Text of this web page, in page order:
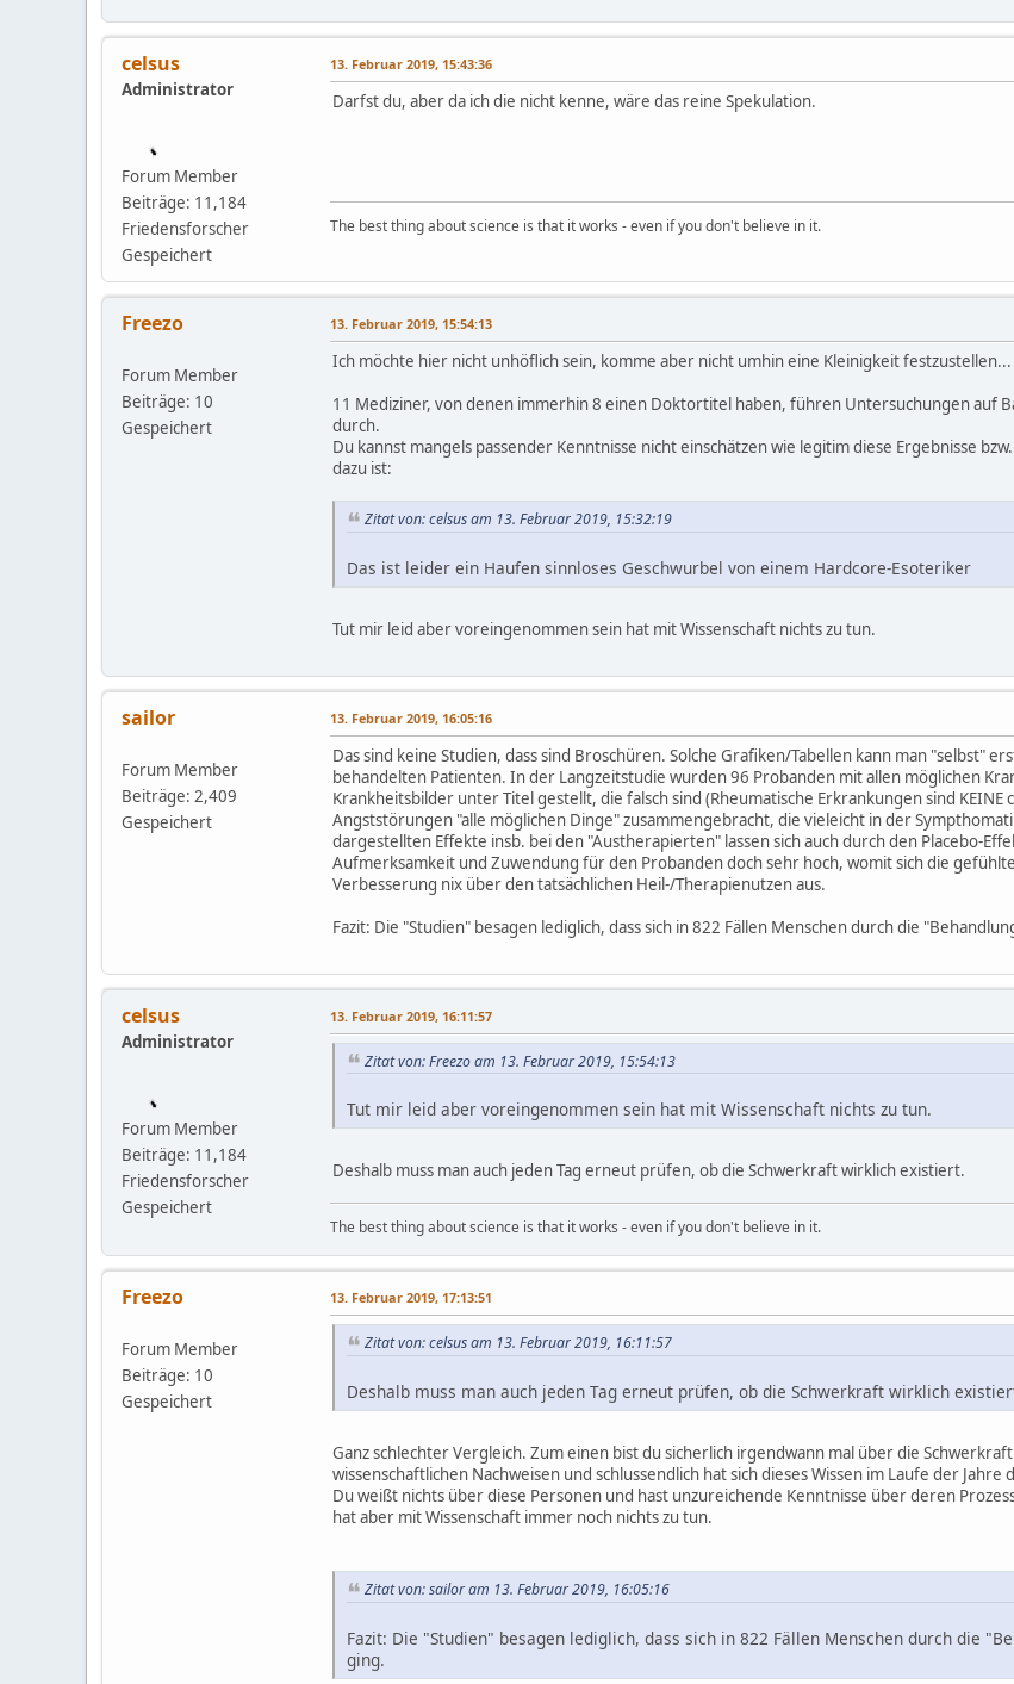
celsus
Administrator
Forum Member
Beiträge: 11,184
Friedensforscher
Gespeichert
13. Februar 2019, 15:43:36
Darfst du, aber da ich die nicht kenne, wäre das reine Spekulation.
The best thing about science is that it works - even if you don't believe in it.
Freezo
Forum Member
Beiträge: 10
Gespeichert
13. Februar 2019, 15:54:13
Ich möchte hier nicht unhöflich sein, komme aber nicht umhin eine Kleinigkeit festzustellen...
11 Mediziner, von denen immerhin 8 einen Doktortitel haben, führen Untersuchungen auf
durch.
Du kannst mangels passender Kenntnisse nicht einschätzen wie legitim diese Ergebnisse
dazu ist:
Zitat von: celsus am 13. Februar 2019, 15:32:19
Das ist leider ein Haufen sinnloses Geschwurbel von einem Hardcore-Esoteriker
Tut mir leid aber voreingenommen sein hat mit Wissenschaft nichts zu tun.
sailor
Forum Member
Beiträge: 2,409
Gespeichert
13. Februar 2019, 16:05:16
Das sind keine Studien, dass sind Broschüren. Solche Grafiken/Tabellen kann man "selbst"
behandelten Patienten. In der Langzeitstudie wurden 96 Probanden mit allen möglichen
Krankheitsbilder unter Titel gestellt, die falsch sind (Rheumatische Erkrankungen sind
Angststörungen "alle möglichen Dinge" zusammengebracht, die vieleicht in der
dargestellten Effekte insb. bei den "Austherapierten" lassen sich auch durch den Placebo-
Aufmerksamkeit und Zuwendung für den Probanden doch sehr hoch, womit sich die
Verbesserung nix über den tatsächlichen Heil-/Therapienutzen aus.
Fazit: Die "Studien" besagen lediglich, dass sich in 822 Fällen Menschen durch die
celsus
Administrator
Forum Member
Beiträge: 11,184
Friedensforscher
Gespeichert
13. Februar 2019, 16:11:57
Zitat von: Freezo am 13. Februar 2019, 15:54:13
Tut mir leid aber voreingenommen sein hat mit Wissenschaft nichts zu tun.
Deshalb muss man auch jeden Tag erneut prüfen, ob die Schwerkraft wirklich existiert.
The best thing about science is that it works - even if you don't believe in it.
Freezo
Forum Member
Beiträge: 10
Gespeichert
13. Februar 2019, 17:13:51
Zitat von: celsus am 13. Februar 2019, 16:11:57
Deshalb muss man auch jeden Tag erneut prüfen, ob die Schwerkraft wirklich
Ganz schlechter Vergleich. Zum einen bist du sicherlich irgendwann mal über die
wissenschaftlichen Nachweisen und schlussendlich hat sich dieses Wissen im Laufe der
Du weißt nichts über diese Personen und hast unzureichende Kenntnisse über deren
hat aber mit Wissenschaft immer noch nichts zu tun.
Zitat von: sailor am 13. Februar 2019, 16:05:16
Fazit: Die "Studien" besagen lediglich, dass sich in 822 Fällen Menschen durch die
ging.